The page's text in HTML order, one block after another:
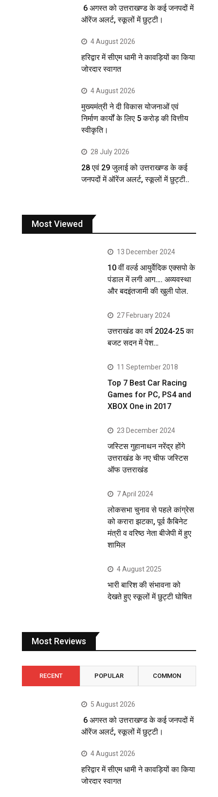
6 अगस्त को उत्तराखण्ड के कई जनपदों में
ऑरेंज अलर्ट, स्कूलों में छुट्टी।
4 August 2026
हरिद्वार में सीएम धामी ने कावड़ियों का किया
जोरदार स्वागत
4 August 2026
मुख्यमंत्री ने दी विकास योजनाओं एवं
निर्माण कार्यों के लिए 5 करोड़ की वित्तीय
स्वीकृति।
28 July 2026
28 एवं 29 जुलाई को उत्तराखण्ड के कई
जनपदों में ऑरेंज अलर्ट, स्कूलों में छुट्टी..
Most Viewed
13 December 2024
10 वीं वर्ल्ड आयुर्वेदिक एक्सपो के
पंडाल में लगी आग…. अव्यवस्था
और बदइंतजामी की खुली पोल.
27 February 2024
उत्तराखंड का वर्ष 2024-25 का
बजट सदन में पेश…
11 September 2018
Top 7 Best Car Racing
Games for PC, PS4 and
XBOX One in 2017
23 December 2024
जस्टिस गुहानाथन नरेंद्र होंगे
उत्तराखंड के नए चीफ जस्टिस
ऑफ उत्तराखंड
7 April 2024
लोकसभा चुनाव से पहले कांग्रेस
को करारा झटका, पूर्व कैबिनेट
मंत्री व वरिष्ठ नेता बीजेपी में हुए
शामिल
4 August 2025
भारी बारिश की संभावना को
देखते हुए स्कूलों में छुट्टी घोषित
Most Reviews
RECENT POPULAR COMMON
5 August 2026
6 अगस्त को उत्तराखण्ड के कई जनपदों में
ऑरेंज अलर्ट, स्कूलों में छुट्टी।
4 August 2026
हरिद्वार में सीएम धामी ने कावड़ियों का किया
जोरदार स्वागत